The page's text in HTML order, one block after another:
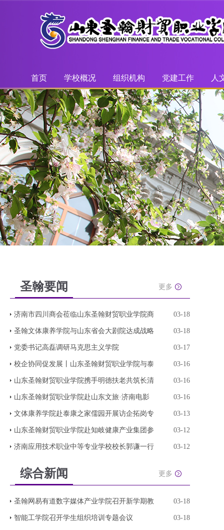
首页 学校概况 组织机构 党建工作 人
圣翰要闻 更多
济南市四川商会莅临山东圣翰财贸职业学院商 03-18
圣翰文体康养学院与山东省会大剧院达成战略 03-18
党委书记高磊调研马克思主义学院 03-17
校企协同促发展丨山东圣翰财贸职业学院与泰 03-16
山东圣翰财贸职业学院携手明德扶老共筑长清 03-16
山东圣翰财贸职业学院赴山东文旅·济南电影 03-16
文体康养学院赴泰康之家儒园开展访企拓岗专 03-13
山东圣翰财贸职业学院赴知岐健康产业集团参 03-12
济南应用技术职业中等专业学校校长郭谦一行 03-12
综合新闻 更多
圣翰网易有道数字媒体产业学院召开新学期教 03-18
智能工学院召开学生组织培训专题会议 03-18